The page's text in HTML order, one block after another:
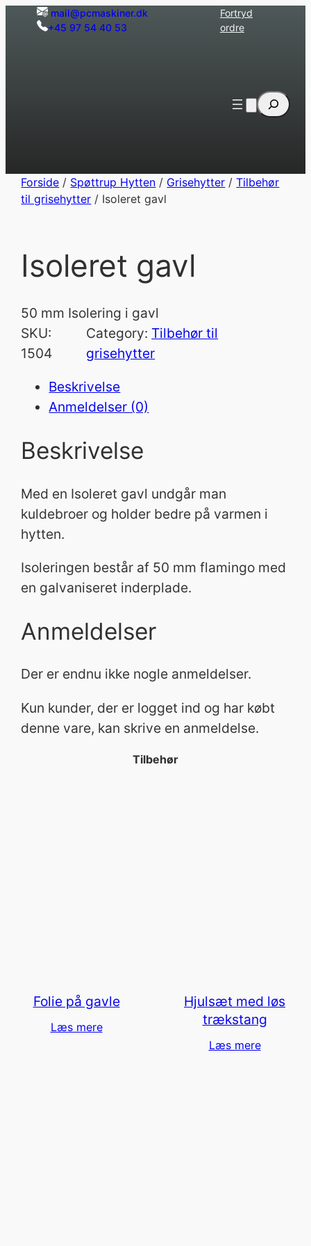
Spring mail@pcmaskiner.dk
+45 97 54 40 53
Fortryd
ordre
Søg
Forside / Spøttrup Hytten / Grisehytter /Tilbehør
til grisehytter / Isoleret gavl
Isoleret gavl
50 mm Isolering i gavl
SKU:
1504
Category: Tilbehør til
grisehytter
Beskrivelse
Anmeldelser (0)
Beskrivelse
Med en Isoleret gavl undgår man
kuldebroer og holder bedre på varmen i
hytten.
Isoleringen består af 50 mm flamingo med
en galvaniseret inderplade.
Anmeldelser
Der er endnu ikke nogle anmeldelser.
Kun kunder, der er logget ind og har købt
denne vare, kan skrive en anmeldelse.
Tilbehør
Folie på gavle
Læs mere
Hjulsæt med løs
trækstang
Læs mere